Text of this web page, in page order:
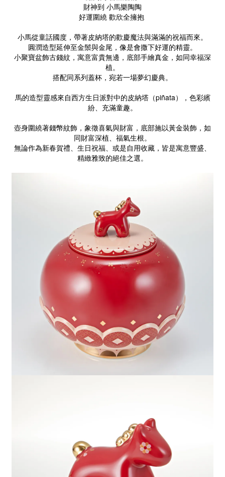
財神到 小馬樂陶陶
好運圍繞 歡欣全擁抱
小馬從童話國度，帶著皮納塔的歡慶魔法與滿滿的祝福而來。
圓潤造型延伸至金鬃與金尾，像是會撒下好運的精靈。
小聚寶盆飾古錢紋，寓意富貴無邊，底部手繪真金，如同幸福深
植。
搭配同系列蓋杯，宛若一場夢幻慶典。
馬的造型靈感來自西方生日派對中的皮納塔（piñata），色彩繽
紛、充滿童趣。
壺身圍繞著錢幣紋飾，象徵喜氣與財富，底部施以黃金裝飾，如
同財富深植、福氣生根。
無論作為新春賀禮、生日祝福、或是自用收藏，皆是寓意豐盛、
精緻雅致的絕佳之選。